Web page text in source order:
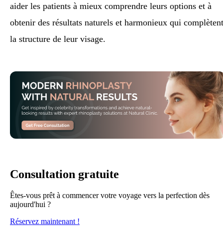
aider les patients à mieux comprendre leurs options et à
obtenir des résultats naturels et harmonieux qui complètent
la structure de leur visage.
Consultation gratuite
Êtes-vous prêt à commencer votre voyage vers la perfection dès
aujourd'hui ?
Réservez maintenant !